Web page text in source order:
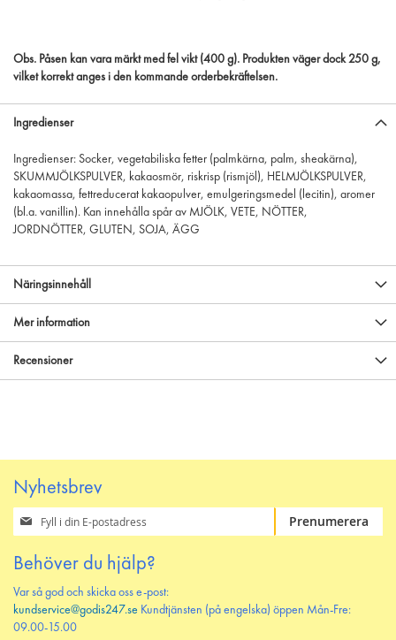
Obs. Påsen kan vara märkt med fel vikt (400 g). Produkten väger dock 250 g,
vilket korrekt anges i den kommande orderbekräftelsen.
Ingredienser
Ingredienser: Socker, vegetabiliska fetter (palmkärna, palm, sheakärna),
SKUMMJÖLKSPULVER, kakaosmör, riskrisp (rismjöl), HELMJÖLKSPULVER,
kakaomassa, fettreducerat kakaopulver, emulgeringsmedel (lecitin), aromer
(bl.a. vanillin). Kan innehålla spår av MJÖLK, VETE, NÖTTER,
JORDNÖTTER, GLUTEN, SOJA, ÄGG
Näringsinnehåll
Mer information
Recensioner
Nyhetsbrev
Prenumerera
på
nyhetsbrev
Prenumerera
Behöver du hjälp?
Var så god och skicka oss e-post:
kundservice@godis247.se Kundtjänsten (på engelska) öppen Mån-Fre:
09.00-15.00